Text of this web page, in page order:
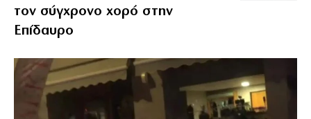
τον σύγχρονο χορό στην
Επίδαυρο